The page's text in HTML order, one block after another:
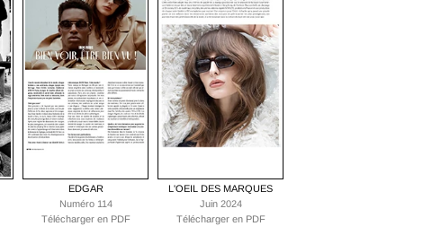
EDGAR
Numéro 114
Télécharger en PDF
L'OEIL DES MARQUES
Juin 2024
Télécharger en PDF